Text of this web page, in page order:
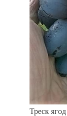
Треск